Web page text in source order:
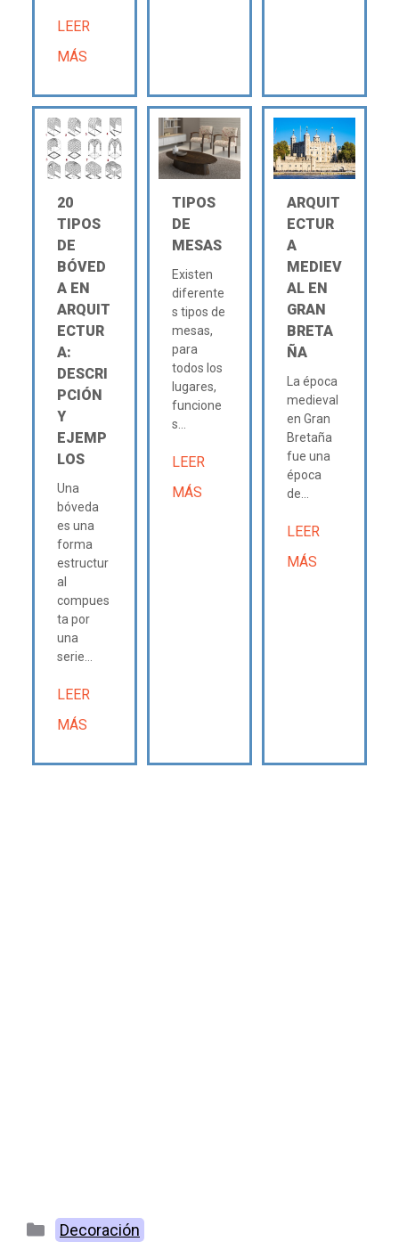
LEER
MÁS
20
TIPOS
DE
BÓVED
A EN
ARQUIT
ECTUR
A:
DESCRI
PCIÓN
Y
EJEMP
LOS
Una
bóveda
es una
forma
estructur
al
compues
ta por
una
serie...
LEER
MÁS
TIPOS
DE
MESAS
Existen
diferente
s tipos de
mesas,
para
todos los
lugares,
funcione
s...
LEER
MÁS
ARQUIT
ECTUR
A
MEDIEV
AL EN
GRAN
BRETA
ÑA
La época
medieval
en Gran
Bretaña
fue una
época
de...
LEER
MÁS
Categorías
Decoración